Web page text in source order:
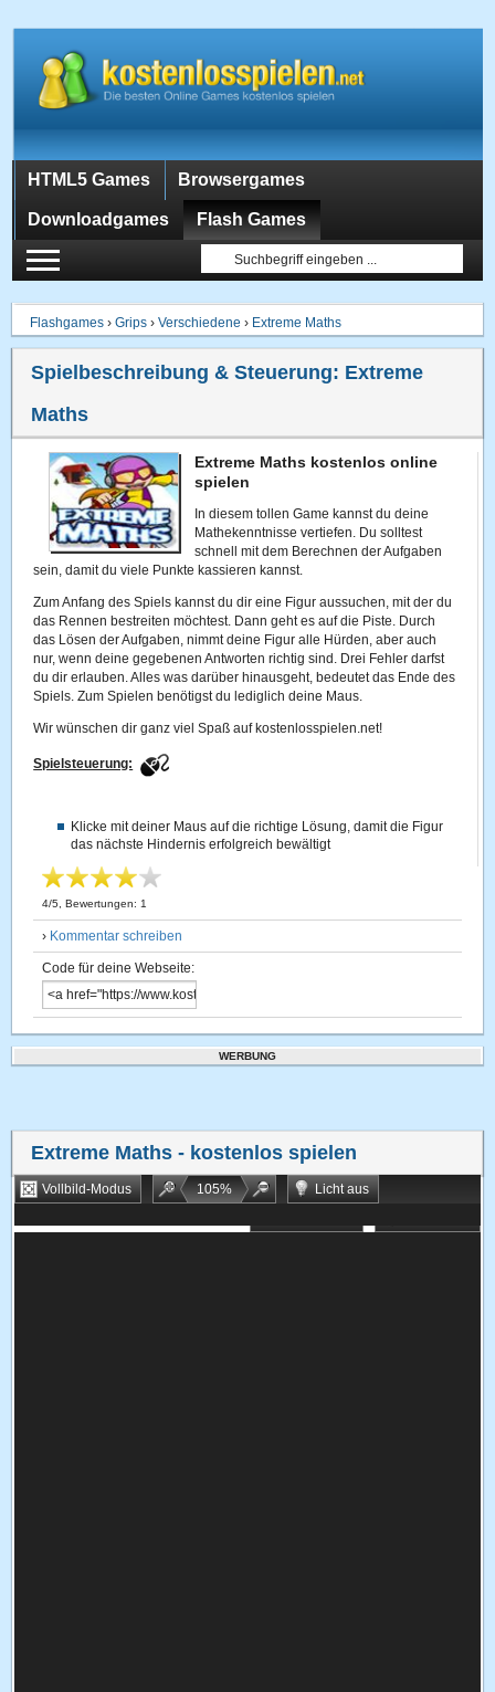
HTML5 Games Browsergames
Downloadgames Flash Games
Flashgames ›Grips ›Verschiedene › Extreme Maths
Spielbeschreibung & Steuerung: Extreme
Maths
Extreme Maths kostenlos online
spielen
In diesem tollen Game kannst du deine
Mathekenntnisse vertiefen. Du solltest
schnell mit dem Berechnen der Aufgaben
sein, damit du viele Punkte kassieren kannst.
Zum Anfang des Spiels kannst du dir eine Figur aussuchen, mit der du
das Rennen bestreiten möchtest. Dann geht es auf die Piste. Durch
das Lösen der Aufgaben, nimmt deine Figur alle Hürden, aber auch
nur, wenn deine gegebenen Antworten richtig sind. Drei Fehler darfst
du dir erlauben. Alles was darüber hinausgeht, bedeutet das Ende des
Spiels. Zum Spielen benötigst du lediglich deine Maus.
Wir wünschen dir ganz viel Spaß auf kostenlosspielen.net!
Spielsteuerung:
Klicke mit deiner Maus auf die richtige Lösung, damit die Figur
das nächste Hindernis erfolgreich bewältigt
4/5 , Bewertungen: 1
› Kommentar schreiben
Code für deine Webseite:
WERBUNG
Extreme Maths - kostenlos spielen
Vollbild-Modus 105%
Licht aus